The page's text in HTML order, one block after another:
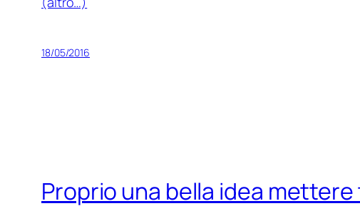
18/05/2016
Proprio una bella idea